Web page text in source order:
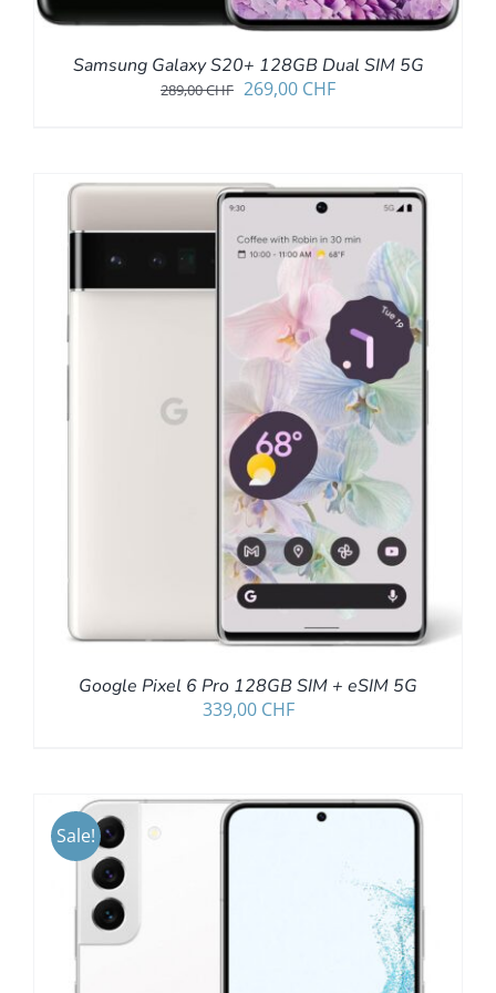
Samsung Galaxy S20+ 128GB Dual SIM 5G
289,00CHF Ursprünglicher
269,00 CHFAktueller
Google Pixel 6 Pro 128GB SIM + eSIM 5G
339,00 CHF
Sale!